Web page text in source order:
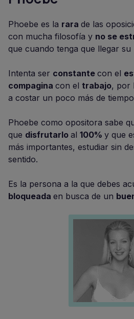
Phoebe es la rara de las
con mucha filosofía y no se
que cuando tenga que llegar su
Intenta ser constante con el
compagina con el trabajo, por
a costar un poco más de
Phoebe como opositora sabe
que disfrutarlo al 100% y que
más importantes, estudiar sin
sentido.
Es la persona a la que debes
bloqueada en busca de un